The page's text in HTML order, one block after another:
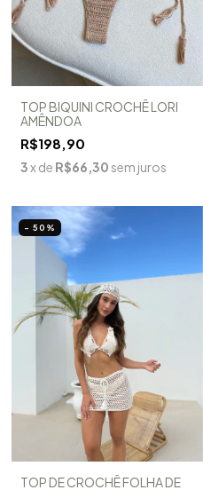
TOP BIQUINI CROCHÊ LORI
AMÊNDOA
R$198,90
3x de R$66,30 sem juros
- 50 %
TOP DE CROCHÊ FOLHA DE